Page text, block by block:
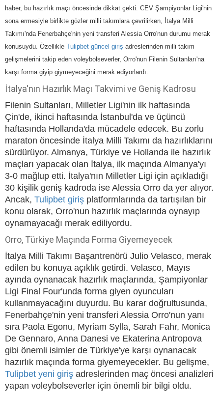
haber, bu hazırlık maçı öncesinde dikkat çekti. CEV Şampiyonlar Ligi'nin
sona ermesiyle birlikte gözler milli takımlara çevrilirken, İtalya Milli
Takımı'nda Fenerbahçe'nin yeni transferi Alessia Orro'nun durumu merak
konusuydu. Özellikle Tulipbet güncel giriş adreslerinden milli takım
gelişmelerini takip eden voleybolseverler, Orro'nun Filenin Sultanları'na
karşı forma giyip giymeyeceğini merak ediyorlardı.
İtalya'nın Hazırlık Maçı Takvimi ve Geniş Kadrosu
Filenin Sultanları, Milletler Ligi'nin ilk haftasında
Çin'de, ikinci haftasında İstanbul'da ve üçüncü
haftasında Hollanda'da mücadele edecek. Bu zorlu
maraton öncesinde İtalya Milli Takımı da hazırlıklarını
sürdürüyor. Almanya, Türkiye ve Hollanda ile hazırlık
maçları yapacak olan İtalya, ilk maçında Almanya'yı
3-0 mağlup etti. İtalya'nın Milletler Ligi için açıkladığı
30 kişilik geniş kadroda ise Alessia Orro da yer alıyor.
Ancak, Tulipbet giriş platformlarında da tartışılan bir
konu olarak, Orro'nun hazırlık maçlarında oynayıp
oynamayacağı merak ediliyordu.
Orro, Türkiye Maçında Forma Giyemeyecek
İtalya Milli Takımı Başantrenörü Julio Velasco, merak
edilen bu konuya açıklık getirdi. Velasco, Mayıs
ayında oynanacak hazırlık maçlarında, Şampiyonlar
Ligi Final Four'unda forma giyen oyuncuları
kullanmayacağını duyurdu. Bu karar doğrultusunda,
Fenerbahçe'nin yeni transferi Alessia Orro'nun yanı
sıra Paola Egonu, Myriam Sylla, Sarah Fahr, Monica
De Gennaro, Anna Danesi ve Ekaterina Antropova
gibi önemli isimler de Türkiye'ye karşı oynanacak
hazırlık maçında forma giyemeyecekler. Bu gelişme,
Tulipbet yeni giriş adreslerinden maç öncesi analizleri
yapan voleybolseverler için önemli bir bilgi oldu.